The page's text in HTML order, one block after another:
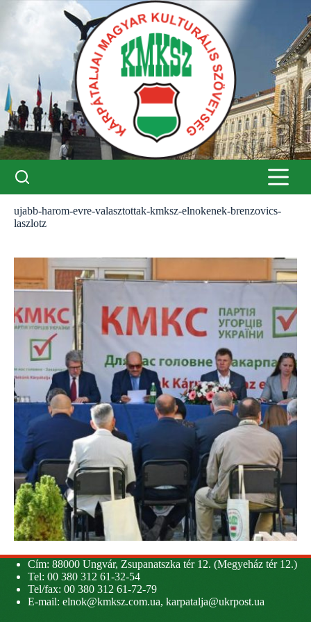
ujabb-harom-evre-valasztottak-kmksz-elnokenek-brenzovics-
laszlotz
Cím: 88000 Ungvár, Zsupanatszka tér 12. (Megyeház tér 12.)
Tel: 00 380 312 61-32-54
Tel/fax: 00 380 312 61-72-79
E-mail: elnok@kmksz.com.ua, karpatalja@ukrpost.ua